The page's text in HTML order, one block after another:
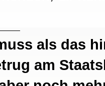
als das
am